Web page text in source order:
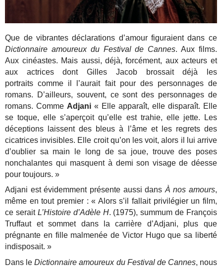
Que de vibrantes déclarations d’amour figuraient dans ce
Dictionnaire amoureux du Festival de Cannes. Aux films.
Aux cinéastes. Mais aussi, déjà, forcément, aux acteurs et
aux actrices dont Gilles Jacob brossait déjà les
portraits comme il l’aurait fait pour des personnages de
romans. D’ailleurs, souvent, ce sont des personnages de
romans. Comme Adjani« Elle apparaît, elle disparaît. Elle
se toque, elle s’aperçoit qu’elle est trahie, elle jette. Les
déceptions laissent des bleus à l’âme et les regrets des
cicatrices invisibles. Elle croit qu’on les voit, alors il lui arrive
d’oublier sa main le long de sa joue, trouve des poses
nonchalantes qui masquent à demi son visage de déesse
pour toujours. »
Adjani est évidemment présente aussi dansÀ nos amours,
même en tout premier : « Alors s’il fallait privilégier un film,
ce serait L’Histoire d’Adèle H. (1975), summum de François
Truffaut et sommet dans la carrière d’Adjani, plus que
prégnante en fille malmenée de Victor Hugo que sa liberté
indisposait. »
Dans leDictionnaire amoureux du Festival de Cannes, nous